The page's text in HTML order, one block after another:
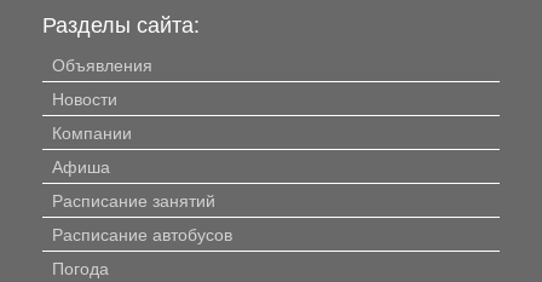
Разделы сайта:
Объявления
Новости
Компании
Афиша
Расписание занятий
Расписание автобусов
Погода